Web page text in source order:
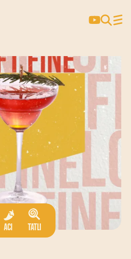
ACI TATLI